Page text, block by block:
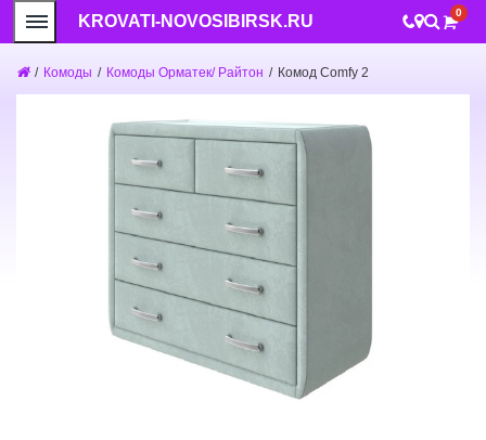
KROVATI-NOVOSIBIRSK.RU 0
/ Комоды / Комоды Орматек/ Райтон / Комод Comfy 2